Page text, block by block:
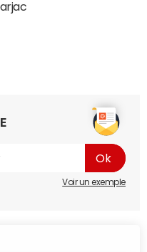
Voir un exemple